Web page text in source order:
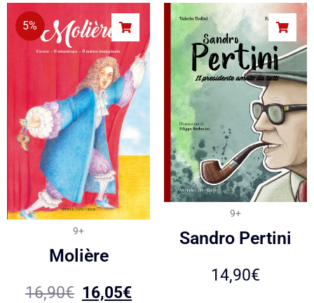
5%
9+
Molière
16,90€ 16,05€
9+
Sandro Pertini
14,90€